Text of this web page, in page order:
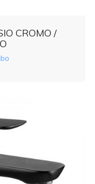
CROMO /